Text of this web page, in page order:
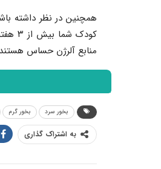
همچنین در نظر داشته
منابع آلرژن حساس
بخور سرد بخور گرم
به اشتراک گذاری